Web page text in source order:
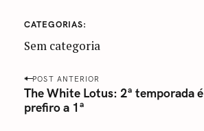
CATEGORIAS
Sem categoria
P
o
s
POST ANTERIOR
The White Lotus: 2ª temporada
prefiro a 1ª